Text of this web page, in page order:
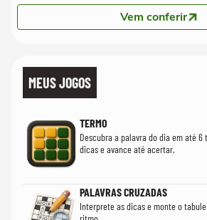
Vem conferir
MEUS JOGOS
TERMO
Descubra a palavra do dia em até 6
dicas e avance até acertar.
PALAVRAS CRUZADAS
Interprete as dicas e monte o